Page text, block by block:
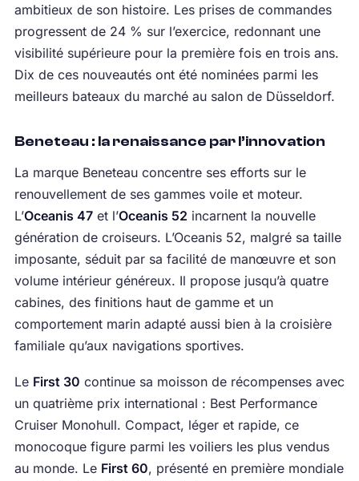
ambitieux de son histoire. Les prises de commandes
progressent de 24 % sur l’exercice, redonnant une
visibilité supérieure pour la première fois en trois ans.
Dix de ces nouveautés ont été nominées parmi les
meilleurs bateaux du marché au salon de Düsseldorf.
Beneteau : la renaissance par l’innovation
La marque Beneteau concentre ses efforts sur le
renouvellement de ses gammes voile et moteur.
L’Oceanis 47et l’Oceanis 52 incarnent la nouvelle
génération de croiseurs. L’Oceanis 52, malgré sa taille
imposante, séduit par sa facilité de manœuvre et son
volume intérieur généreux. Il propose jusqu’à quatre
cabines, des finitions haut de gamme et un
comportement marin adapté aussi bien à la croisière
familiale qu’aux navigations sportives.
Le First 30 continue sa moisson de récompenses avec
un quatrième prix international : Best Performance
Cruiser Monohull. Compact, léger et rapide, ce
monocoque figure parmi les voiliers les plus vendus
au monde. Le First 60, présenté en première mondiale